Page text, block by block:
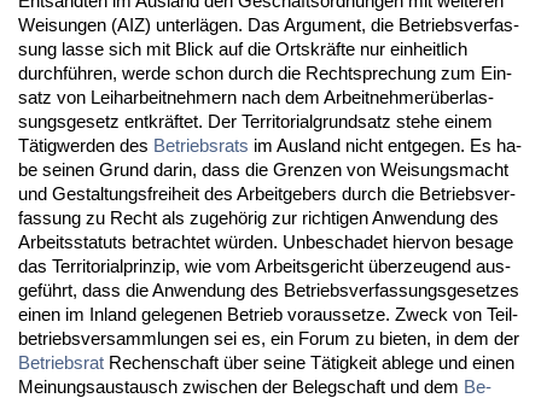
Wei­sun­gen (AIZ) un­terlägen. Das Ar­gu­ment, die Be­triebs­ver­fas­
sung las­se sich mit Blick auf die Orts­kräfte nur ein­heit­lich
durchführen, wer­de schon durch die Recht­spre­chung zum Ein­
satz von Leih­ar­beit­neh­mern nach dem Ar­beit­neh­merüber­las­
sungs­ge­setz ent­kräftet. Der Ter­ri­to­ri­al­grund­satz ste­he ei­nem
Tätig­wer­den des Be­triebs­rats im Aus­land nicht ent­ge­gen. Es ha­
be sei­nen Grund dar­in, dass die Gren­zen von Wei­sungs­macht
und Ge­stal­tungs­frei­heit des Ar­beit­ge­bers durch die Be­triebs­ver­
fas­sung zu Recht als zu­gehörig zur rich­ti­gen An­wen­dung des
Ar­beits­sta­tuts be­trach­tet würden. Un­be­scha­det hier­von be­sa­ge
das Ter­ri­to­ri­al­prin­zip, wie vom Ar­beits­ge­richt über­zeu­gend aus­
geführt, dass die An­wen­dung des Be­triebs­ver­fas­sungs­ge­set­zes
ei­nen im In­land ge­le­ge­nen Be­trieb vor­aus­set­ze. Zweck von Teil­
be­triebs­ver­samm­lun­gen sei es, ein Fo­rum zu bie­ten, in dem der
Be­triebs­rat Re­chen­schaft über sei­ne Tätig­keit ab­le­ge und ei­nen
Mei­nungs­aus­tausch zwi­schen der Be­leg­schaft und dem Be­